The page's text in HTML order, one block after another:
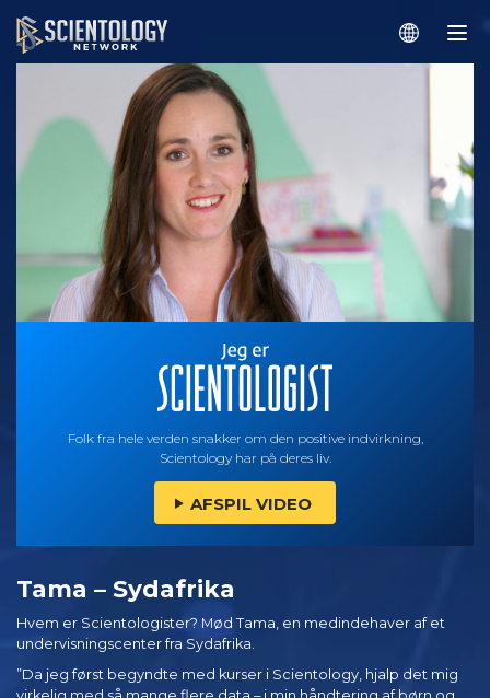
Folk fra hele verden snakker om den positive indvirkning,
Scientology har på deres liv.
AFSPIL VIDEO
Tama – Sydafrika
Hvem er Scientologister? Mød Tama, en medindehaver af et
undervisningscenter fra Sydafrika.
”Da jeg først begyndte med kurser i Scientology, hjalp det mig